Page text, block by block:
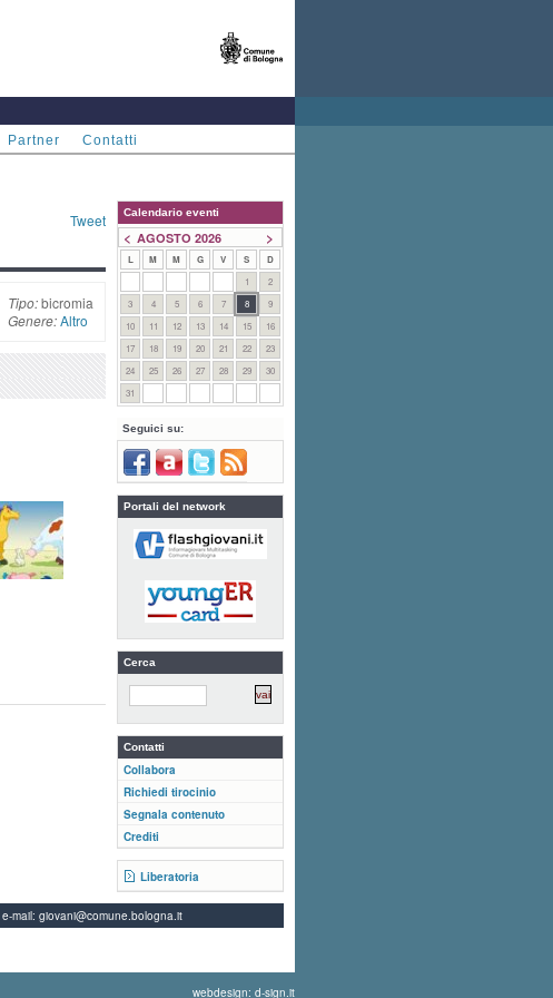
Partner Contatti
Tweet
Tipo:bicromia
Genere:Altro
Calendario eventi
>
< AGOSTO 2026
L M M G V S
D
1
2
3
4 5 6 7 8
9
10
11 12 13 14 15
16
17
18 19 20 21 22
23
24
25 26 27 28 29
30
31
Seguici su:
Portali del network
Cerca
Contatti
Collabora
Richiedi tirocinio
Segnala contenuto
Crediti
Liberatoria
e-mail: giovani@comune.bologna.it
webdesign: d-sign.it